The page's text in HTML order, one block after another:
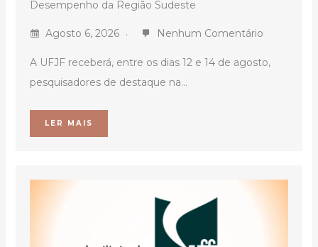
Desempenho da Região Sudeste
Agosto 6, 2026 Nenhum Comentário
A UFJF receberá, entre os dias 12 e 14 de agosto,
pesquisadores de destaque na...
LER MAIS